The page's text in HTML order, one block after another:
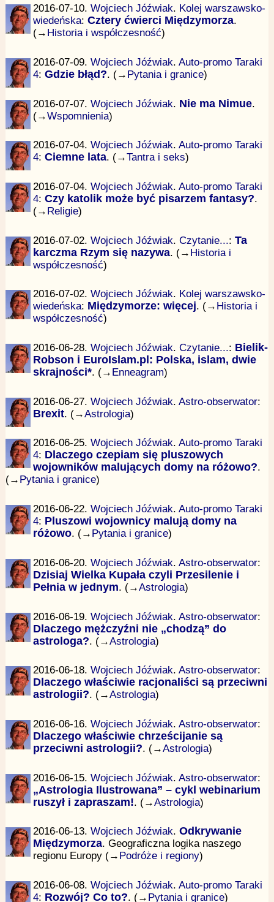
2016-07-10. Wojciech Jóźwiak. Kolej warszawsko-
wiedeńska: Cztery ćwierci Międzymorza.
(→ Historia i współczesność)
2016-07-09. Wojciech Jóźwiak. Auto-promo Taraki
4: Gdzie błąd?. (→ Pytania i granice)
2016-07-07. Wojciech Jóźwiak. Nie ma Nimue.
(→Wspomnienia)
2016-07-04. Wojciech Jóźwiak. Auto-promo Taraki
4: Ciemne lata. (→Tantra i seks)
2016-07-04. Wojciech Jóźwiak. Auto-promo Taraki
4: Czy katolik może być pisarzem fantasy?.
(→ Religie)
2016-07-02. Wojciech Jóźwiak. Czytanie...: Ta
karczma Rzym się nazywa. (→ Historia i
współczesność)
2016-07-02. Wojciech Jóźwiak. Kolej warszawsko-
wiedeńska: Międzymorze: więcej. (→ Historia i
współczesność)
2016-06-28. Wojciech Jóźwiak. Czytanie...: Bielik-
Robson i EuroIslam.pl: Polska, islam, dwie
skrajności*. (→ Enneagram)
2016-06-27. Wojciech Jóźwiak. Astro-obserwator:
Brexit. (→Astrologia)
2016-06-25. Wojciech Jóźwiak. Auto-promo Taraki
4: Dlaczego czepiam się pluszowych
wojowników malujących domy na różowo?.
(→ Pytania i granice)
2016-06-22. Wojciech Jóźwiak. Auto-promo Taraki
4: Pluszowi wojownicy malują domy na
różowo. (→ Pytania i granice)
2016-06-20. Wojciech Jóźwiak. Astro-obserwator:
Dzisiaj Wielka Kupała czyli Przesilenie i
Pełnia w jednym. (→Astrologia)
2016-06-19. Wojciech Jóźwiak. Astro-obserwator:
Dlaczego mężczyźni nie „chodzą” do
astrologa?. (→Astrologia)
2016-06-18. Wojciech Jóźwiak. Astro-obserwator:
Dlaczego właściwie racjonaliści są przeciwni
astrologii?. (→Astrologia)
2016-06-16. Wojciech Jóźwiak. Astro-obserwator:
Dlaczego właściwie chrześcijanie są
przeciwni astrologii?. (→Astrologia)
2016-06-15. Wojciech Jóźwiak. Astro-obserwator:
„Astrologia Ilustrowana” – cykl webinarium
ruszył i zapraszam!. (→Astrologia)
2016-06-13. Wojciech Jóźwiak. Odkrywanie
Międzymorza. Geograficzna logika naszego
regionu Europy (→ Podróże i regiony)
2016-06-08. Wojciech Jóźwiak. Auto-promo Taraki
4: Rozwój? Co to?. (→ Pytania i granice)